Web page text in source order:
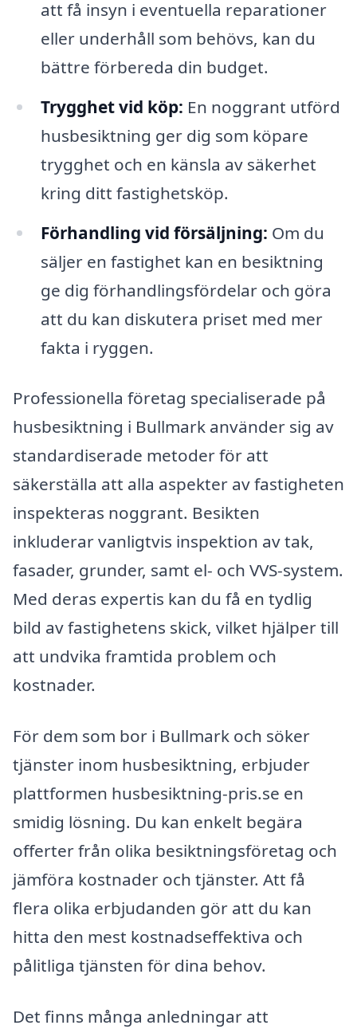
att få insyn i eventuella reparationer
eller underhåll som behövs, kan du
bättre förbereda din budget.
Trygghet vid köp: En noggrant utförd
husbesiktning ger dig som köpare
trygghet och en känsla av säkerhet
kring ditt fastighetsköp.
Förhandling vid försäljning: Om du
säljer en fastighet kan en besiktning
ge dig förhandlingsfördelar och göra
att du kan diskutera priset med mer
fakta i ryggen.
Professionella företag specialiserade på
husbesiktning i Bullmark använder sig av
standardiserade metoder för att
säkerställa att alla aspekter av fastigheten
inspekteras noggrant. Besikten
inkluderar vanligtvis inspektion av tak,
fasader, grunder, samt el- och VVS-system.
Med deras expertis kan du få en tydlig
bild av fastighetens skick, vilket hjälper till
att undvika framtida problem och
kostnader.
För dem som bor i Bullmark och söker
tjänster inom husbesiktning, erbjuder
plattformen husbesiktning-pris.se en
smidig lösning. Du kan enkelt begära
offerter från olika besiktningsföretag och
jämföra kostnader och tjänster. Att få
flera olika erbjudanden gör att du kan
hitta den mest kostnadseffektiva och
pålitliga tjänsten för dina behov.
Det finns många anledningar att